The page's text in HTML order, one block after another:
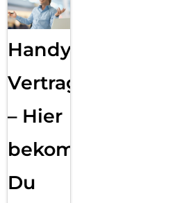
Handy
Vertragsabwicklung
– Hier
bekommst
Du